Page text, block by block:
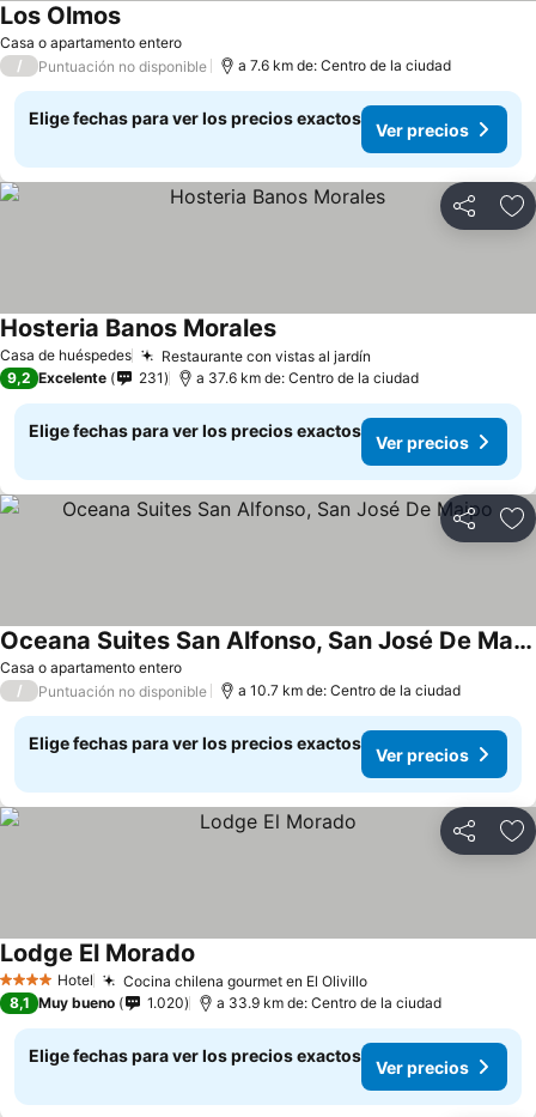
Casa o apartamento entero
Los OlmosVer precios
/ Puntuación no disponible a 7.6 km de: Centro de la ciudad
Elige fechas para ver los precios exactos
Ver precios
Compartir
Casa de huéspedes Restaurante con vistas al jardín
Hosteria Banos MoralesVer precios
9,2 Excelente 231 a 37.6 km de: Centro de la ciudad
Elige fechas para ver los precios exactos
Ver precios
Compartir
Casa o apartamento entero
Oceana Suites San Alfonso, San José De Maipo
Ver precios
/ Puntuación no disponible a 10.7 km de: Centro de la ciudad
Elige fechas para ver los precios exactos
Ver precios
Compartir
4 EstrellasHotel Cocina chilena gourmet en El OlivilloVer precios
Lodge El Morado
8,1 Muy bueno 1.020 a 33.9 km de: Centro de la ciudad
Elige fechas para ver los precios exactos
Ver precios